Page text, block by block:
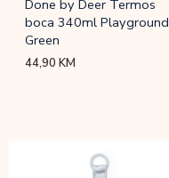
Done by Deer Termos
boca 340ml Playground
Green
44,90KM